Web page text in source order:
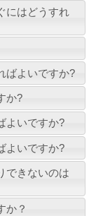
にはどうすれ
ばよいですか?
か?
よいですか?
よいですか?
できないのは
か？